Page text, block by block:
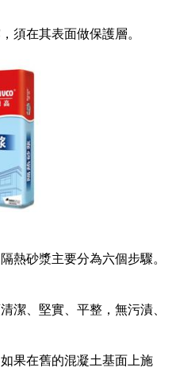
須在其表面做保護層。
熱砂漿主要分為六個步驟。
潔、堅實、平整，無污漬、
果在舊的混凝土基面上施